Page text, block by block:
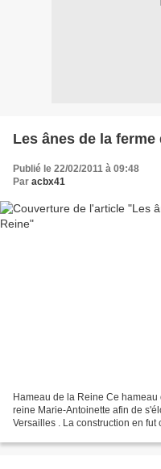
Les ânes de la ferme
Publié le 22/02/2011 à 09:48
Par acbx41
Hameau de la Reine Ce
reine Marie-Antoinette afin de
Versailles . La construction en